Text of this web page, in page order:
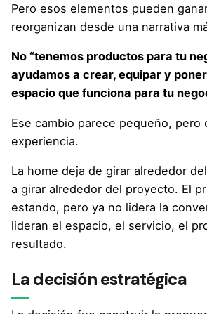
Pero esos elementos pueden
reorganizan desde una narrativa
No “tenemos productos para tu
ayudamos a crear, equipar y
espacio que funciona para tu
Ese cambio parece pequeño, pero
experiencia.
La home deja de girar alrededor
a girar alrededor del proyecto. El
estando, pero ya no lidera la
lideran el espacio, el servicio, el
resultado.
La decisión estratégica